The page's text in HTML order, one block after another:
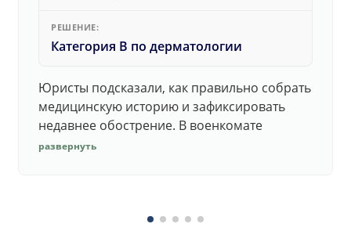
РЕШЕНИЕ:
Категория В по дерматологии
Юристы подсказали, как правильно собрать
медицинскую историю и зафиксировать
недавнее обострение. В военкомате
дерматолог принял документы без споров.
развернуть